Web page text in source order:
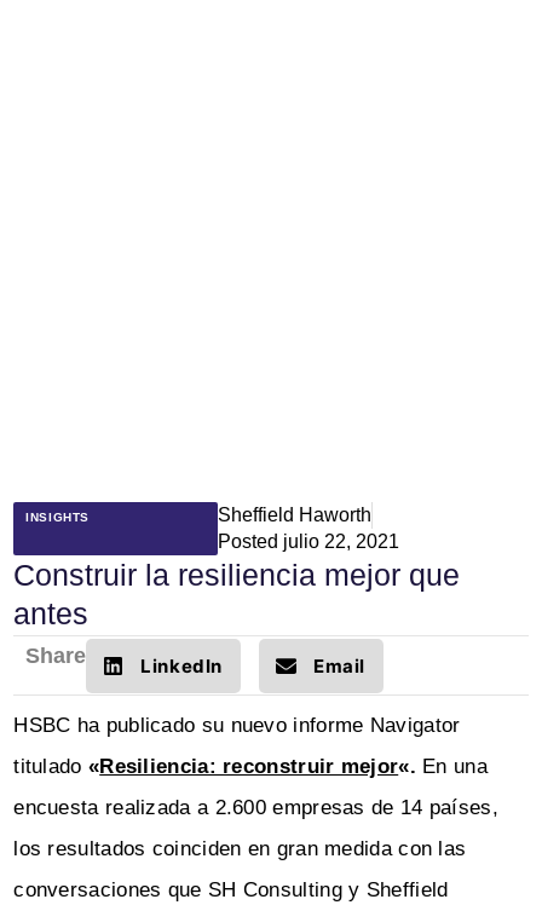
Sheffield Haworth
Posted julio 22, 2021
INSIGHTS
Construir la resiliencia mejor que
antes
Share LinkedIn Email
HSBC ha publicado su nuevo informe Navigator
titulado «Resiliencia: reconstruir mejor«. En una
encuesta realizada a 2.600 empresas de 14 países,
los resultados coinciden en gran medida con las
conversaciones que SH Consulting y Sheffield